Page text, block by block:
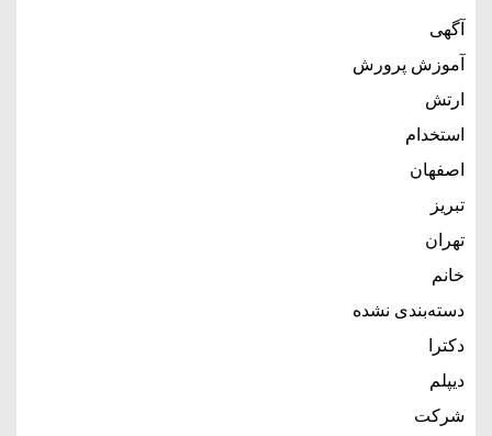
آگهی
آموزش پرورش
ارتش
استخدام
اصفهان
تبریز
تهران
خانم
دسته‌بندی نشده
دکترا
دیپلم
شرکت